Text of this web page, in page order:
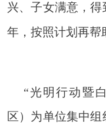
兴、子女满意，
年，按照计划再帮
“光明行动暨
区）为单位集中